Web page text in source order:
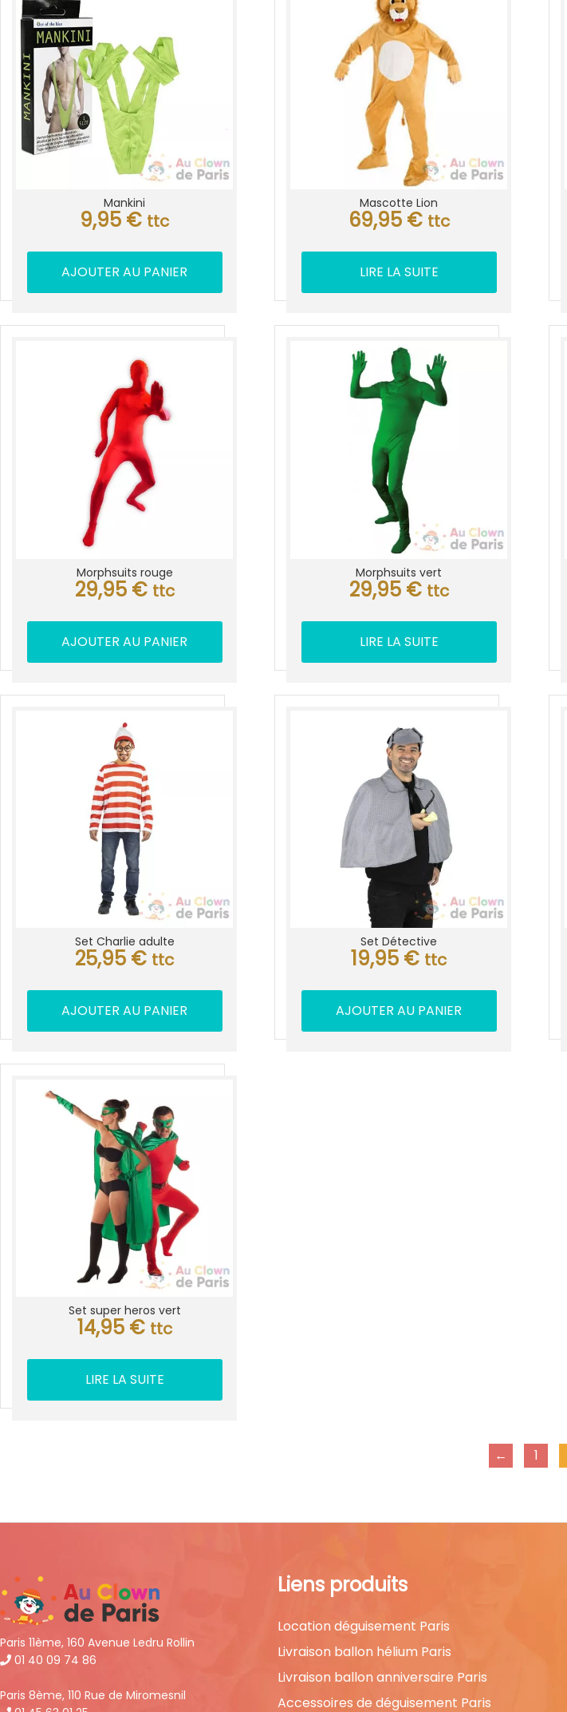
Mankini
9,95 € ttc
AJOUTER AU PANIER
Mascotte Lion
69,95 € ttc
LIRE LA SUITE
Morphsuits rouge
29,95 € ttc
AJOUTER AU PANIER
Morphsuits vert
29,95 € ttc
LIRE LA SUITE
Set Charlie adulte
25,95 € ttc
AJOUTER AU PANIER
Set Détective
19,95 € ttc
AJOUTER AU PANIER
Set super heros vert
14,95 € ttc
LIRE LA SUITE
← 1
Paris 11ème, 160 Avenue Ledru Rollin
01 40 09 74 86
Paris 8ème, 110 Rue de Miromesnil
Liens produits
Location déguisement Paris
Livraison ballon hélium Paris
Livraison ballon anniversaire Paris
Accessoires de déguisement Paris